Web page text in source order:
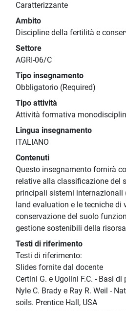
Caratterizzante
Ambito
Discipline della fertilità e
Settore
AGRI-06/C
Tipo insegnamento
Obbligatorio (Required)
Tipo attività
Attività formativa
Lingua insegnamento
ITALIANO
Contenuti
Questo insegnamento fornirà
relative alla classificazione del
principali sistemi internazionali
land evaluation e le tecniche di
conservazione del suolo
gestione sostenibili della risorsa
Testi di riferimento
Testi di riferimento:
Slides fornite dal docente
Certini G. e Ugolini F.C. - Basi
Nyle C. Brady e Ray R. Weil -
soils. Prentice Hall, USA